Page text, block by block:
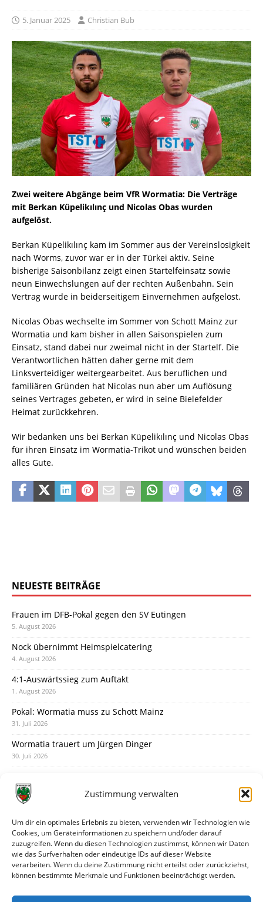
Zustimmung verwalten
Um dir ein optimales Erlebnis zu bieten, verwenden wir Technologien wie
Cookies, um Geräteinformationen zu speichern und/oder darauf
zuzugreifen. Wenn du diesen Technologien zustimmst, können wir Daten
wie das Surfverhalten oder eindeutige IDs auf dieser Website
verarbeiten. Wenn du deine Zustimmung nicht erteilst oder zurückziehst,
können bestimmte Merkmale und Funktionen beeinträchtigt werden.
5. Januar 2025 Christian Bub
Zwei weitere Abgänge beim VfR Wormatia: Die Verträge
mit Berkan Küpelikılınç und Nicolas Obas wurden
aufgelöst.
Berkan Küpelikılınç kam im Sommer aus der Vereinslosigkeit
nach Worms, zuvor war er in der Türkei aktiv. Seine
bisherige Saisonbilanz zeigt einen Startelfeinsatz sowie
neun Einwechslungen auf der rechten Außenbahn. Sein
Vertrag wurde in beiderseitigem Einvernehmen aufgelöst.
Nicolas Obas wechselte im Sommer von Schott Mainz zur
Wormatia und kam bisher in allen Saisonspielen zum
Einsatz, stand dabei nur zweimal nicht in der Startelf. Die
Verantwortlichen hätten daher gerne mit dem
Linksverteidiger weitergearbeitet. Aus beruflichen und
familiären Gründen hat Nicolas nun aber um Auflösung
seines Vertrages gebeten, er wird in seine Bielefelder
Heimat zurückkehren.
Wir bedanken uns bei Berkan Küpelikılınç und Nicolas Obas
für ihren Einsatz im Wormatia-Trikot und wünschen beiden
alles Gute.
NEUESTE BEITRÄGE
Frauen im DFB-Pokal gegen den SV Eutingen
5. August 2026
Nock übernimmt Heimspielcatering
4. August 2026
4:1-Auswärtssieg zum Auftakt
1. August 2026
Pokal: Wormatia muss zu Schott Mainz
31. Juli 2026
Wormatia trauert um Jürgen Dinger
30. Juli 2026
28. Juli 2026
28. Juli 2026
Neue Podcast-Folge: So tickt Björn!
27. Juli 2026
Eindrücke vom Stadionfest